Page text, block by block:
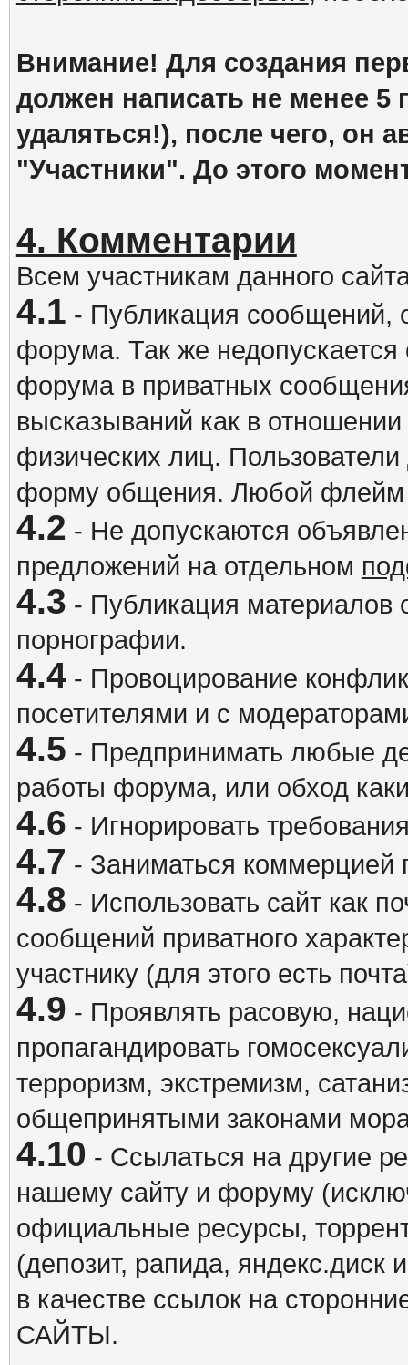
Внимание! Для создания
должен написать не менее
удаляться!), после чего, он
"Участники". До этого
4. Комментарии
Всем участникам данного
4.1 - Публикация сообщений,
форума. Так же недопускается
форума в приватных
высказываний как в
физических лиц.
форму общения. Любой флейм
4.2 - Не допускаются
предложений на отдельном
4.3 - Публикация материалов
порнографии.
4.4- Провоцирование
посетителями и с
4.5 - Предпринимать любые
работы форума, или обход
4.6 - Игнорировать
4.7 - Заниматься коммерцией
4.8 - Использовать сайт как
сообщений приватного
участнику (для этого есть
4.9 - Проявлять расовую,
пропагандировать
терроризм, экстремизм,
общепринятыми законами
4.10 - Ссылаться на другие
нашему сайту и форуму
официальные ресурсы,
(депозит, рапида, яндекс.диск
в качестве ссылок на
САЙТЫ.